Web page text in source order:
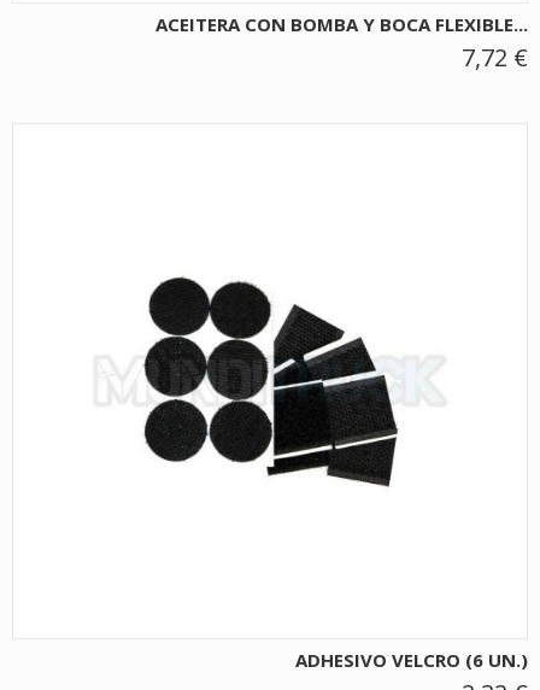
ACEITERA CON BOMBA Y BOCA FLEXIBLE...
7,72 €
ADHESIVO VELCRO (6 UN.)